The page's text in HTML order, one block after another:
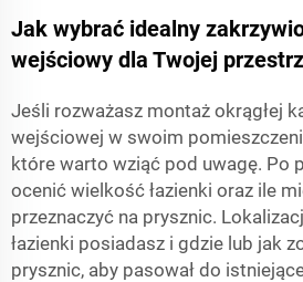
Jak wybrać idealny
wejściowy dla Twojej
Jeśli rozważasz montaż okrągłej
wejściowej w swoim
które warto wziąć pod uwagę. Po
ocenić wielkość łazienki oraz ile
przeznaczyć na prysznic.
łazienki posiadasz i gdzie lub jak
prysznic, aby pasował do